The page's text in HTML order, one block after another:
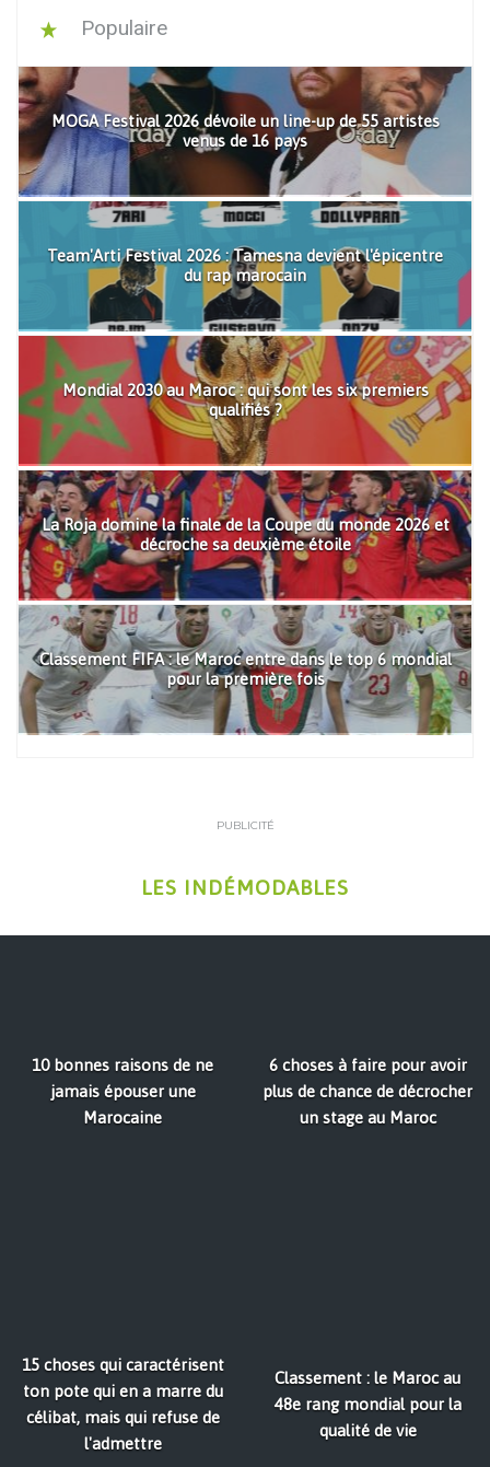
Populaire
MOGA Festival 2026 dévoile un line-up de 55 artistes
venus de 16 pays
Team'Arti Festival 2026 : Tamesna devient l'épicentre
du rap marocain
Mondial 2030 au Maroc : qui sont les six premiers
qualifiés ?
La Roja domine la finale de la Coupe du monde 2026 et
décroche sa deuxième étoile
Classement FIFA : le Maroc entre dans le top 6 mondial
pour la première fois
PUBLICITÉ
LES INDÉMODABLES
10 bonnes raisons de ne
jamais épouser une
Marocaine
6 choses à faire pour avoir
plus de chance de décrocher
un stage au Maroc
15 choses qui caractérisent
ton pote qui en a marre du
célibat, mais qui refuse de
l'admettre
Classement : le Maroc au
48e rang mondial pour la
qualité de vie